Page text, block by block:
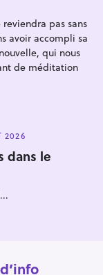
pas sans
avoir accompli sa
qui nous
de méditation
2026
dans le